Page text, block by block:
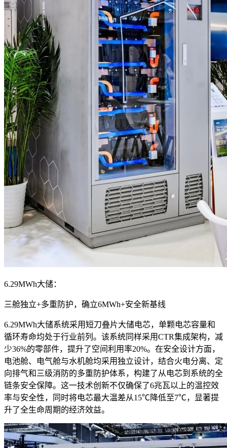
6.29MWh大储：
三舱独立+多重防护，确立6MWh+安全新基线
6.29MWh大储系统采用短刀叠片大储电芯，单颗电芯容量和
循环寿命均处于行业前列。该系统同样采用CTR集成架构，减
少36%的零部件，提升了空间利用率20%。在安全设计方面，
电池舱、电气舱与水机舱均采用独立设计，结合火电分离、定
向排气和三级消防的多重防护体系，构建了从电芯到系统的全
链条安全保障。这一技术创新不仅确保了6兆瓦以上的温控效
率与安全性，同时将电芯最大温差从15℃降低至7℃，显著提
升了全生命周期的经济效益。